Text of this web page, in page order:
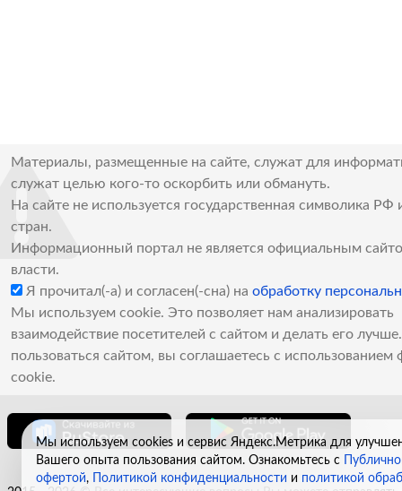
Материалы, размещенные на сайте, служат для
служат целью кого-то оскорбить или обмануть.
На сайте не используется государственная символика РФ
стран.
Информационный портал не является официальным
власти.
Я прочитал(-а) и согласен(-сна) на обработку
Мы используем cookie. Это позволяет нам анализировать
взаимодействие посетителей с сайтом и делать его
пользоваться сайтом, вы соглашаетесь с использованием
cookie.
Мы используем cookies и сервис Яндекс.Метрика для
Вашего опыта пользования сайтом. Ознакомьтесь с
офертой, Политикой конфиденциальности и политикой